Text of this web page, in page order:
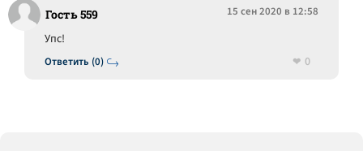
Гость 559 15 сен 2020 в 12:58
Ответить (0)
Упс!
0